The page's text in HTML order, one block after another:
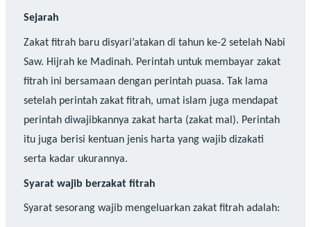
Sejarah
Zakat fitrah baru disyari’atakan di tahun ke-2 setelah Nabi
Saw. Hijrah ke Madinah. Perintah untuk membayar zakat
fitrah ini bersamaan dengan perintah puasa. Tak lama
setelah perintah zakat fitrah, umat islam juga mendapat
perintah diwajibkannya zakat harta (zakat mal). Perintah
itu juga berisi kentuan jenis harta yang wajib dizakati
serta kadar ukurannya.
Syarat wajib berzakat fitrah
Syarat sesorang wajib mengeluarkan zakat fitrah adalah: